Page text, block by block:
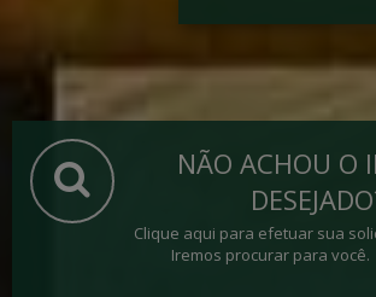
NÃO ACHOU O
Clique aqui para efetuar sua
Iremos procurar para você.